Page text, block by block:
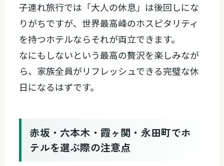
子連れ旅行では「大人の休息」は後回しにな
りがちですが、世界最高峰のホスピタリティ
を持つホテルならそれが両立できます。
なにもしないという最高の贅沢を楽しみなが
ら、家族全員がリフレッシュできる完璧な休
日になるはずです。
赤坂・六本木・霞ヶ関・永田町でホ
テルを選ぶ際の注意点